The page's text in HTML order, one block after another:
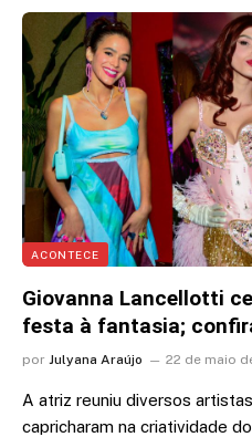
ACONTECE
Giovanna Lancellotti
festa à fantasia;
por Julyana Araújo 22 de maio
A atriz reuniu diversos
capricharam na criatividade